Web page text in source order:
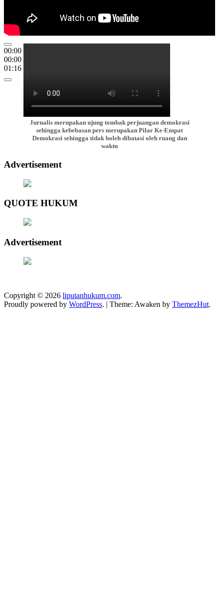
00:00
00:00
01:16
Jurnalis merupakan ujung tombak perjuangan demokrasi
sehingga kebebasan pers merupakan Pilar Ke-Empat
Demokrasi sehingga tidak boleh dibatasi oleh ruang dan
waktu
Advertisement
QUOTE HUKUM
Advertisement
Copyright © 2026 liputanhukum.com.
Proudly powered by WordPress. | Theme: Awaken by ThemezHut.